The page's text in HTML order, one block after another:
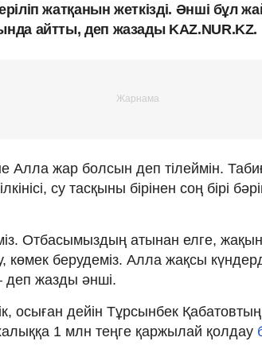
жатқанын жеткізді. Әнші бұл
айтты, деп жазады KAZ.NUR.KZ.
Алла жар болсын деп тілеймін.
су тасқыны бірінен соң бірі
Отбасымыздың атынан елге,
көмек берудеміз. Алла жақсы
деп жазды әнші.
осыған дейін Тұрсынбек
1 млн теңге қаржылай қолдау